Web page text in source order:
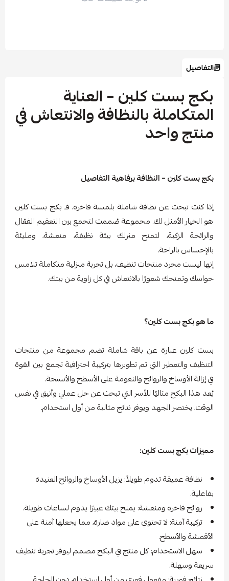
التفاصيل
بكج بست كلين – العناية
المتكاملة بالنظافة والانتعاش في
منتج واحد
بكج بست كلين – النظافة برفاهية التفاصيل
إذا كنت تبحث عن نظافة شاملة بلمسة فاخرة، فـ بكج بست كلين
هو الخيار الأمثل لك. مجموعة صُممت لتجمع بين التعقيم الفعّال
والرائحة الزكية، لتمنح منزلك بيئة نظيفة، منعشة، ومليئة
بالإحساس بالراحة.
إنها ليست مجرد منتجات تنظيف، بل تجربة منزلية متكاملة تلامس
حواسك وتمنحك شعورًا بالانتعاش في كل زاوية من بيتك.
ما هو بكج بست كلين؟
بست كلين عبارة عن باقة شاملة تضم مجموعة من منتجات
التنظيف والتعطير التي تم تطويرها بتركيبة احترافية تجمع بين القوة
في إزالة الأوساخ والروائح والنعومة على الأسطح والأنسجة.
يُعد هذا البكج مثاليًا للأسر التي تبحث عن حل عملي وأنيق في نفس
الوقت، يختصر الجهد ويوفر نتائج مثالية من أول استخدام.
مميزات بكج بست كلين:
نظافة عميقة تدوم طويلاً: يزيل الأوساخ والروائح العنيدة
بفاعلية.
روائح فاخرة ومنعشة: يمنح بيتك عبيرًا يدوم لساعات طويلة.
تركيبة آمنة: لا تحتوي على مواد ضارة، مما يجعلها آمنة على
الأقمشة والأسطح.
سهل الاستخدام: كل منتج في البكج مصمم ليوفر تجربة تنظيف
سريعة وسهلة.